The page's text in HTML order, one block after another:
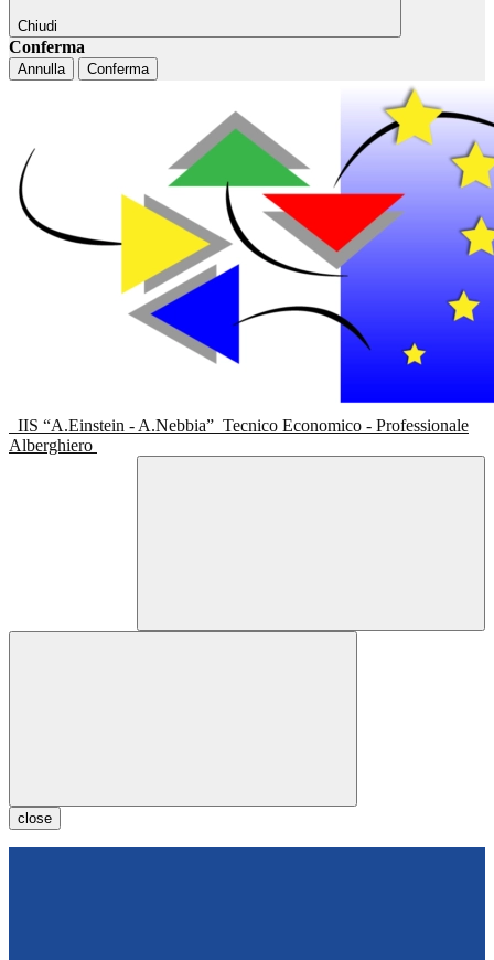
Chiudi
Conferma
Annulla Conferma
IIS “A.Einstein - A.Nebbia” Tecnico Economico - Professionale
Alberghiero
close